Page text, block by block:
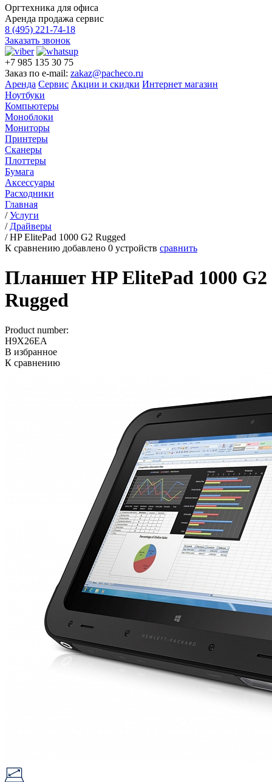
Оргтехника для офиса
Аренда продажа сервис
8 (495) 221-74-18
Заказать звонок
+7 985 135 30 75
Заказ по e-mail: zakaz@pacheco.ru
Аренда Сервис Акции и скидки Интернет магазин
Ноутбуки
Компьютеры
Моноблоки
Мониторы
Принтеры
Сканеры
Плоттеры
Бумага
Аксессуары
Расходники
Главная
/Услуги
/ Драйверы
/HP ElitePad 1000 G2 Rugged
К сравнению добавлено 0 устройств сравнить
Планшет HP ElitePad 1000 G2
Rugged
Product number:
H9X26EA
В избранное
К сравнению